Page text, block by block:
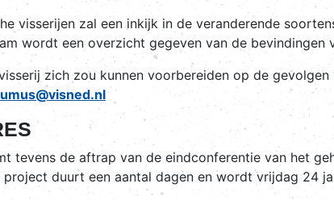
visserijen zal een inkijk in de veranderende
wordt een overzicht gegeven van de bevindingen
zich zou kunnen voorbereiden op de
tevens de aftrap van de eindconferentie van het
duurt een aantal dagen en wordt vrijdag 24